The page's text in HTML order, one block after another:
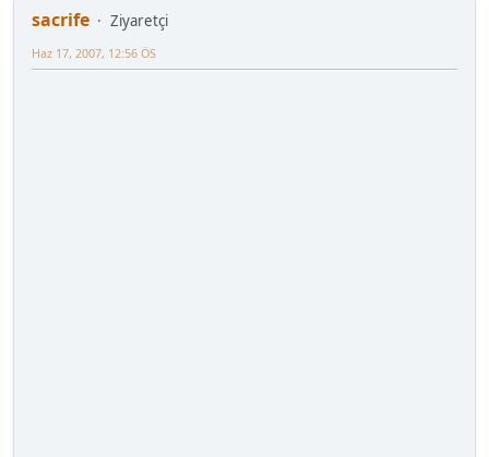
sacrife Ziyaretçi
Haz 17, 2007, 12:56 ÖS